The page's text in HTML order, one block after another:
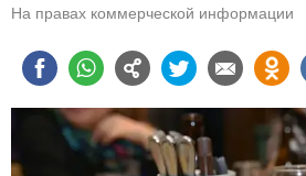
На правах коммерческой информации